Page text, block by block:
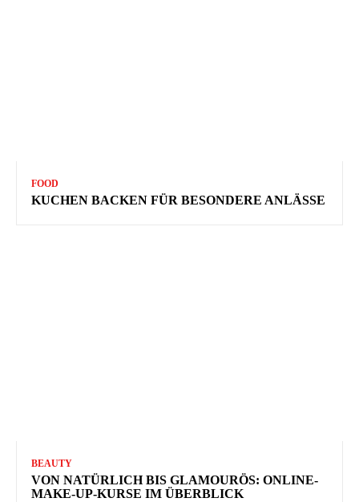
FOOD
KUCHEN BACKEN FÜR BESONDERE ANLÄSSE
BEAUTY
VON NATÜRLICH BIS GLAMOURÖS: ONLINE-
MAKE-UP-KURSE IM ÜBERBLICK